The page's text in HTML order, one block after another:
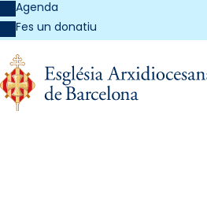
Agenda
Fes un donatiu